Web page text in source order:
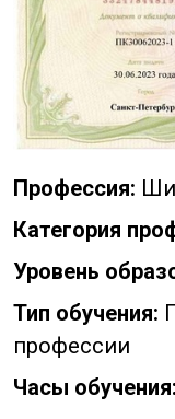
Профессия:
Категория
Уровень
Тип обучения:
профессии
Часы обучения: